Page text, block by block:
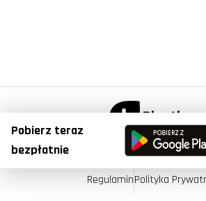
Pobierz teraz
bezpłatnie© Copyright 2023, Plantis . All
RegulaminPolityka